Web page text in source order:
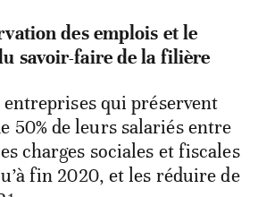
des emplois et le
savoir-faire de la filière
qui préservent
50% de leurs salariés entre
charges sociales et fiscales
fin 2020, et les réduire de